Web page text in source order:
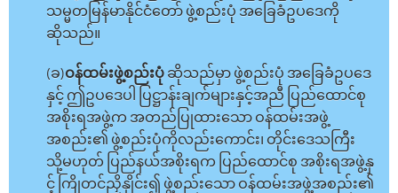
သမ္မတမြန်မာနိုင်ငံတော် ဖွဲ့စည်းပုံ အခြေခံဥပဒေကို
ဆိုသည်။
(ခ)ဝန်ထမ်းဖွဲ့စည်းပုံ ဆိုသည်မှာ ဖွဲ့စည်းပုံ အခြေခံဥပဒေ
နှင့် ဤဥပဒေပါ ပြဋ္ဌာန်းချက်များနှင့်အညီ ပြည်ထောင်စု
အစိုးရအဖွဲ့က အတည်ပြုထားသော ဝန်ထမ်းအဖွဲ့
အစည်း၏ ဖွဲ့စည်းပုံကိုလည်းကောင်း၊ တိုင်းဒေသကြီး
သို့မဟုတ် ပြည်နယ်အစိုးရက ပြည်ထောင်စု အစိုးရအဖွဲ့နှ
င့် ကြိုတင်ညှိနှိုင်း၍ ဖွဲ့စည်းသော ဝန်ထမ်းအဖွဲ့အစည်း၏